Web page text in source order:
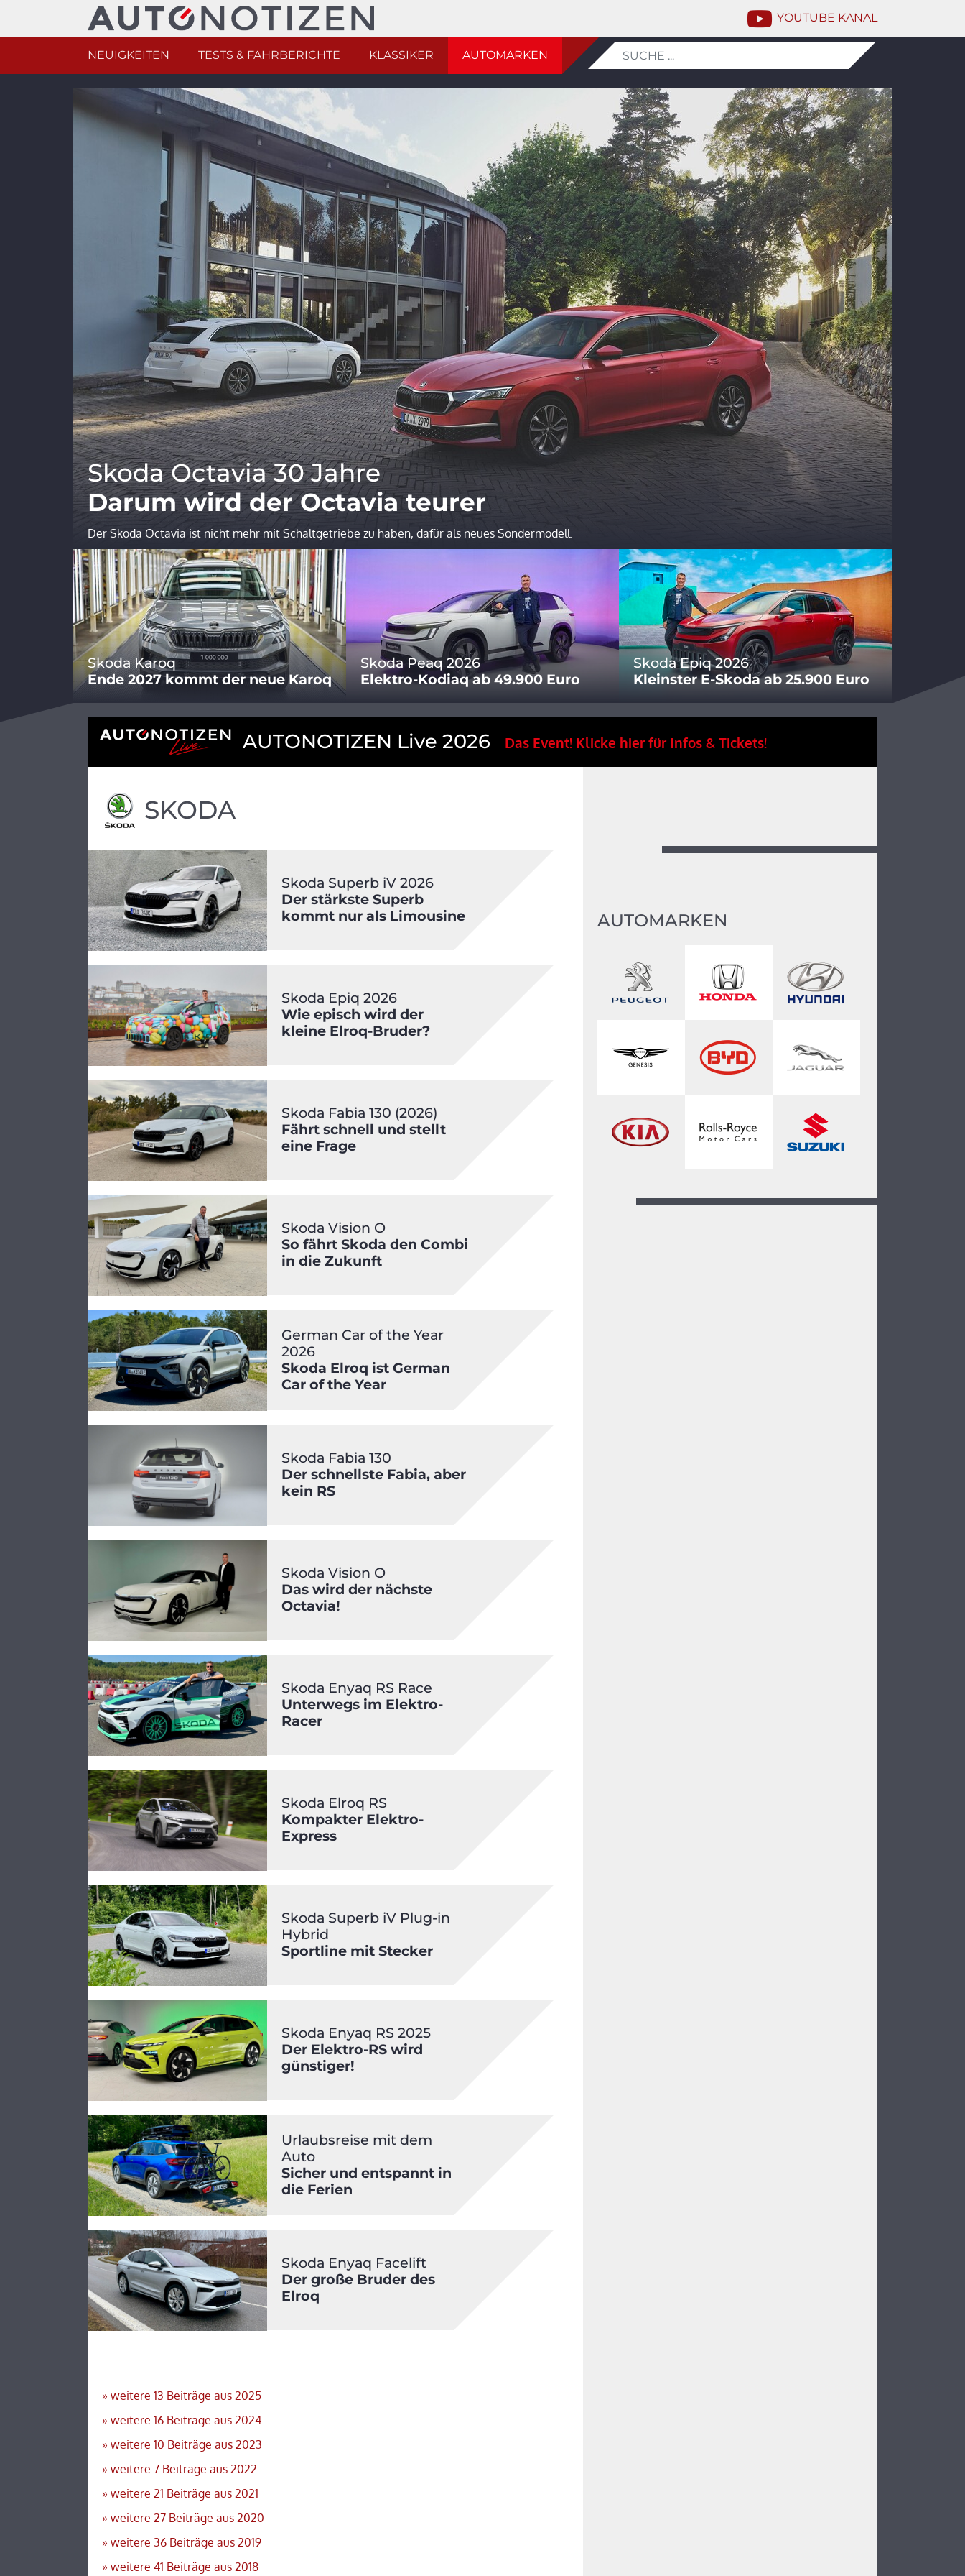
YOUTUBE KANAL
NEUIGKEITEN TESTS & FAHRBERICHTE KLASSIKER AUTOMARKEN
Skoda Octavia 30 Jahre
Darum wird der Octavia teurer
Der Skoda Octavia ist nicht mehr mit Schaltgetriebe zu haben, dafür als neues Sondermodell.
Skoda Karoq
Ende 2027 kommt der neue Karoq
Skoda Peaq 2026
Elektro-Kodiaq ab 49.900 Euro
Skoda Epiq 2026
Kleinster E-Skoda ab 25.900 Euro
AUTONOTIZEN Live 2026 Das Event! Klicke hier für Infos & Tickets!
SKODA
Skoda Superb iV 2026
Der stärkste Superb
kommt nur als Limousine
Skoda Epiq 2026
Wie episch wird der
kleine Elroq-Bruder?
Skoda Fabia 130 (2026)
Fährt schnell und stellt
eine Frage
Skoda Vision O
So fährt Skoda den Combi
in die Zukunft
German Car of the Year
2026
Skoda Elroq ist German
Car of the Year
Skoda Fabia 130
Der schnellste Fabia, aber
kein RS
Skoda Vision O
Das wird der nächste
Octavia!
Skoda Enyaq RS Race
Unterwegs im Elektro-
Racer
Skoda Elroq RS
Kompakter Elektro-
Express
Skoda Superb iV Plug-in
Hybrid
Sportline mit Stecker
Skoda Enyaq RS 2025
Der Elektro-RS wird
günstiger!
Urlaubsreise mit dem
Auto
Sicher und entspannt in
die Ferien
Skoda Enyaq Facelift
Der große Bruder des
Elroq
» weitere 13 Beiträge aus 2025
» weitere 16 Beiträge aus 2024
» weitere 10 Beiträge aus 2023
» weitere 7 Beiträge aus 2022
» weitere 21 Beiträge aus 2021
» weitere 27 Beiträge aus 2020
» weitere 36 Beiträge aus 2019
» weitere 41 Beiträge aus 2018
AUTOMARKEN